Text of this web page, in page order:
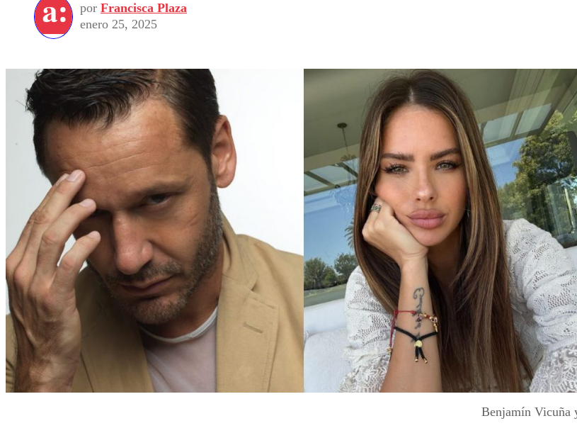
por Francisca Plaza
enero 25, 2025
Benjamín Vicuña